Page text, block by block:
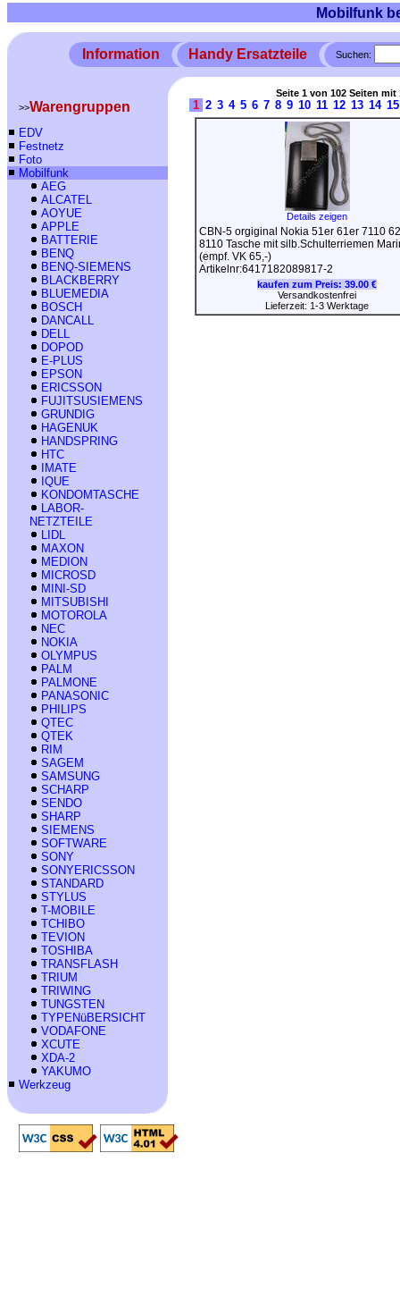
Mobilfunk
Information Handy Ersatzteile Suchen:
>>Warengruppen
EDV
Festnetz
Foto
Mobilfunk
AEG
ALCATEL
AOYUE
APPLE
BATTERIE
BENQ
BENQ-SIEMENS
BLACKBERRY
BLUEMEDIA
BOSCH
DANCALL
DELL
DOPOD
E-PLUS
EPSON
ERICSSON
FUJITSUSIEMENS
GRUNDIG
HAGENUK
HANDSPRING
HTC
IMATE
IQUE
KONDOMTASCHE
LABOR-
NETZTEILE
LIDL
MAXON
MEDION
MICROSD
MINI-SD
MITSUBISHI
MOTOROLA
NEC
NOKIA
OLYMPUS
PALM
PALMONE
PANASONIC
PHILIPS
QTEC
QTEK
RIM
SAGEM
SAMSUNG
SCHARP
SENDO
SHARP
SIEMENS
SOFTWARE
SONY
SONYERICSSON
STANDARD
STYLUS
T-MOBILE
TCHIBO
TEVION
TOSHIBA
TRANSFLASH
TRIUM
TRIWING
TUNGSTEN
TYPENüBERSICHT
VODAFONE
XCUTE
XDA-2
YAKUMO
Werkzeug
Seite 1 von 102 Seiten mit
1 2 3 4 5 6 7 8 9 10 11 12 13 14 15
Details zeigen
CBN-5 orgiginal Nokia 51er 61er 7110
8110 Tasche mit silb.Schulterriemen
(empf. VK 65,-)
Artikelnr:6417182089817-2
kaufen zum Preis: 39.00 €
Versandkostenfrei
Lieferzeit: 1-3 Werktage